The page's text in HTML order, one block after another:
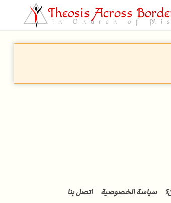
Theosis Across
in Church of
سياسة الخصوصية اتصل بنا